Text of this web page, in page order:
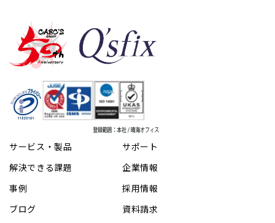
サービス・製品
解決できる課題
事例
ブログ
サポート
企業情報
採用情報
資料請求